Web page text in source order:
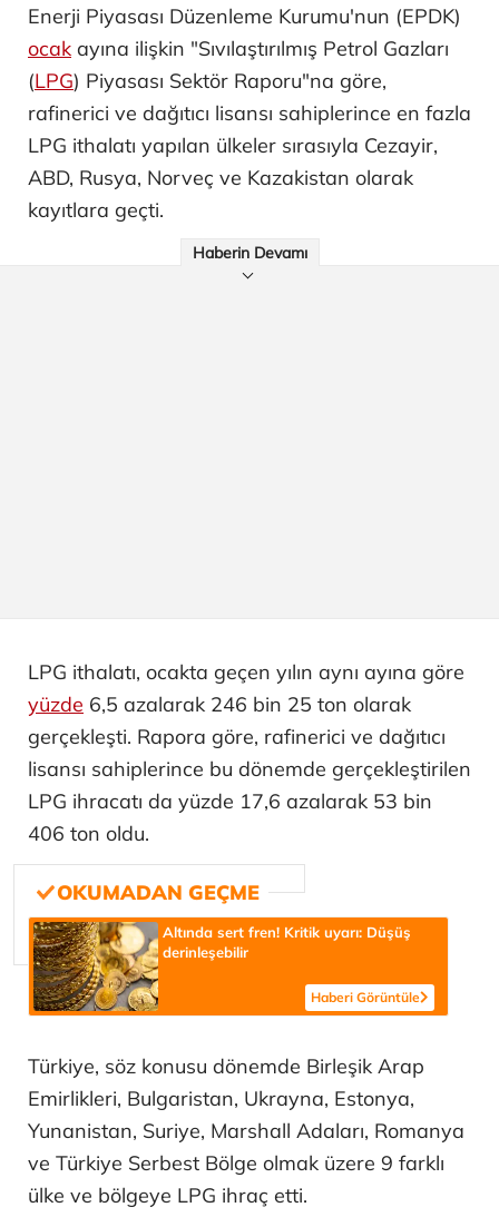
Enerji Piyasası Düzenleme Kurumu'nun (EPDK)
ocak ayına ilişkin "Sıvılaştırılmış Petrol Gazları
(LPG) Piyasası Sektör Raporu"na göre,
rafinerici ve dağıtıcı lisansı sahiplerince en fazla
LPG ithalatı yapılan ülkeler sırasıyla Cezayir,
ABD, Rusya, Norveç ve Kazakistan olarak
kayıtlara geçti.
Haberin Devamı
LPG ithalatı, ocakta geçen yılın aynı ayına göre
yüzde 6,5 azalarak 246 bin 25 ton olarak
gerçekleşti. Rapora göre, rafinerici ve dağıtıcı
lisansı sahiplerince bu dönemde gerçekleştirilen
LPG ihracatı da yüzde 17,6 azalarak 53 bin
406 ton oldu.
Altında sert fren! Kritik uyarı: Düşüş
derinleşebilir
Haberi Görüntüle
Türkiye, söz konusu dönemde Birleşik Arap
Emirlikleri, Bulgaristan, Ukrayna, Estonya,
Yunanistan, Suriye, Marshall Adaları, Romanya
ve Türkiye Serbest Bölge olmak üzere 9 farklı
ülke ve bölgeye LPG ihraç etti.